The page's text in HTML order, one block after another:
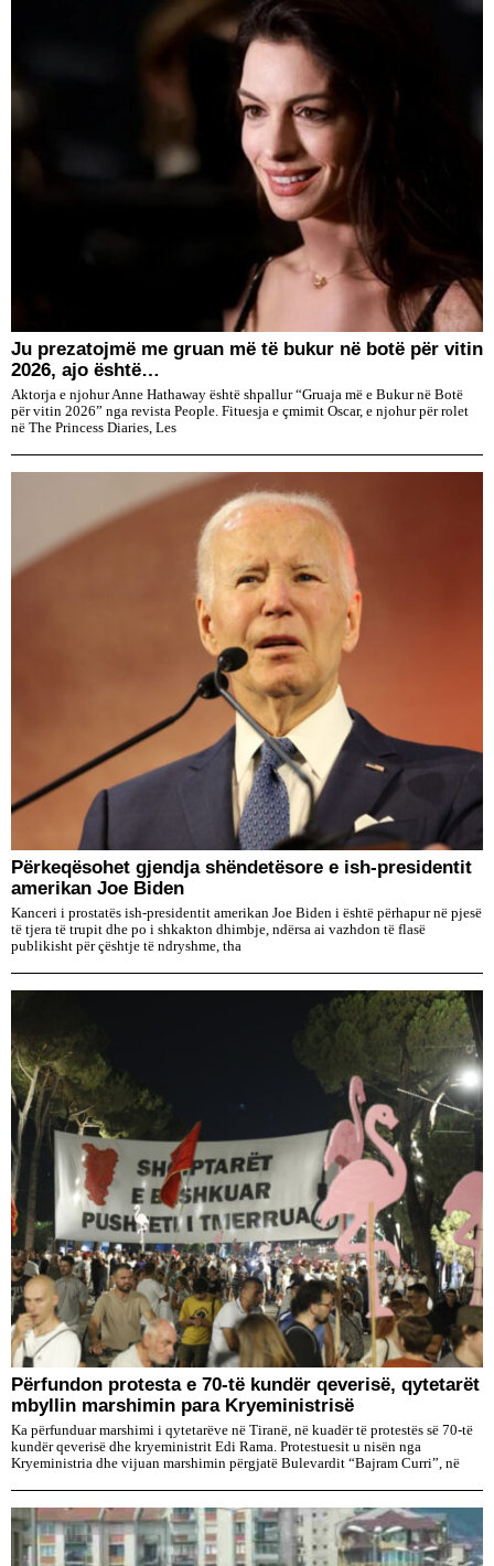
Ju prezatojmë me gruan më të bukur në botë për vitin
2026, ajo është…
Aktorja e njohur Anne Hathaway është shpallur “Gruaja më e Bukur në Botë
për vitin 2026” nga revista People. Fituesja e çmimit Oscar, e njohur për rolet
në The Princess Diaries, Les
Përkeqësohet gjendja shëndetësore e ish-presidentit
amerikan Joe Biden
Kanceri i prostatës ish-presidentit amerikan Joe Biden i është përhapur në pjesë
të tjera të trupit dhe po i shkakton dhimbje, ndërsa ai vazhdon të flasë
publikisht për çështje të ndryshme, tha
Përfundon protesta e 70-të kundër qeverisë, qytetarët
mbyllin marshimin para Kryeministrisë
Ka përfunduar marshimi i qytetarëve në Tiranë, në kuadër të protestës së 70-të
kundër qeverisë dhe kryeministrit Edi Rama. Protestuesit u nisën nga
Kryeministria dhe vijuan marshimin përgjatë Bulevardit “Bajram Curri”, në